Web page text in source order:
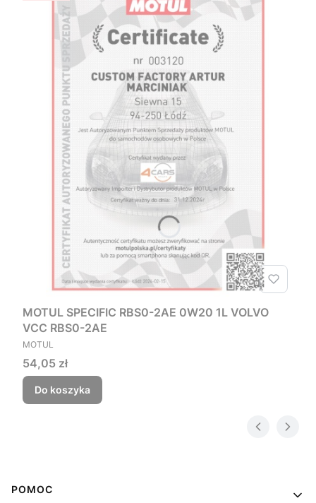
MOTUL SPECIFIC RBS0-2AE 0W20 1L VOLVO
VCC RBS0-2AE
PRODUCENT
MOTUL
Cena
54,05 zł
Do koszyka
Linki w stopce
POMOC